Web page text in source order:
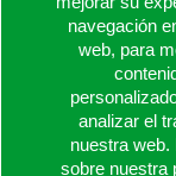
NUESTRA
TU CUENTA
INFORMACIÓN
navegación
web, para
analizar el
nuestra web.
sobre nuestra